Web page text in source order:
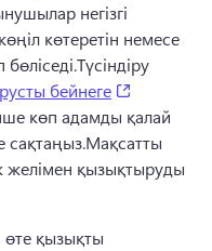
негізгі
көтеретін немесе
Түсіндіру
бейнеге
көп адамды қалай
сақтаңыз.Мақсатты
желімен қызықтыруды
өте қызықты